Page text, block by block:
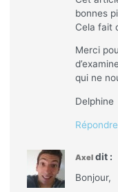
bonnes
Cela fait
Merci
qui ne
Delphine
Répondre
Axel dit :
Bonjour,